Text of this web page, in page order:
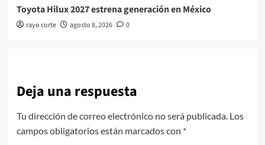
Toyota Hilux 2027 estrena generación en México
rayo corte agosto 8, 2026 0
Deja una respuesta
Tu dirección de correo electrónico no será publicada. Los
campos obligatorios están marcados con *